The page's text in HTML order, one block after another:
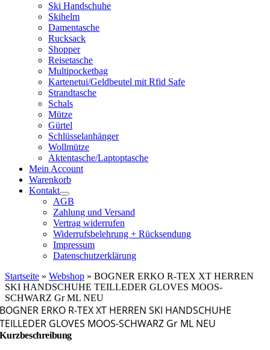
Ski Handschuhe
Skihelm
Damentasche
Rucksack
Shopper
Reisetasche
Multipocketbag
Kartenetui/Geldbeutel mit Rfid Safe
Strandtasche
Schals
Mütze
Gürtel
Schlüsselanhänger
Wollmütze
Aktentasche/Laptoptasche
Mein Account
Warenkorb
Kontakt
AGB
Zahlung und Versand
Vertrag widerrufen
Widerrufsbelehrung + Rücksendung
Impressum
Datenschutzerklärung
Startseite » Webshop » BOGNER ERKO R-TEX XT HERREN
SKI HANDSCHUHE TEILLEDER GLOVES MOOS-
SCHWARZ Gr ML NEU
BOGNER ERKO R-TEX XT HERREN SKI HANDSCHUHE
TEILLEDER GLOVES MOOS-SCHWARZ Gr ML NEU
Kurzbeschreibung